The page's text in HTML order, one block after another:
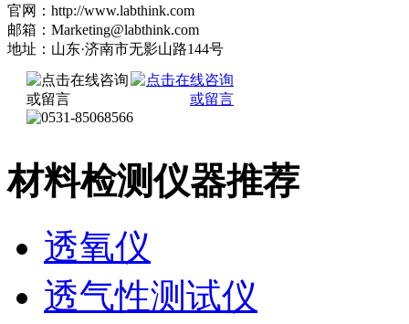
官网：http://www.labthink.com
邮箱：Marketing@labthink.com
地址：山东·济南市无影山路144号
材料检测仪器推荐
透氧仪
透气性测试仪